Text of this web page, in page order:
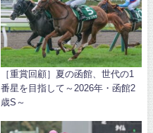
［重賞回顧］夏の函館、世代の1
番星を目指して～2026年・函館2
歳S～